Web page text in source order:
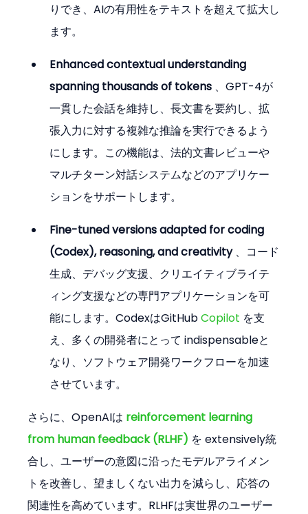
りでき、AIの有用性をテキストを超えて拡大し
ます。
Enhanced contextual understanding
spanning thousands of tokens 、GPT-4が
一貫した会話を維持し、長文書を要約し、拡
張入力に対する複雑な推論を実行できるよう
にします。この機能は、法的文書レビューや
マルチターン対話システムなどのアプリケー
ションをサポートします。
Fine-tuned versions adapted for coding
(Codex), reasoning, and creativity 、コード
生成、デバッグ支援、クリエイティブライテ
ィング支援などの専門アプリケーションを可
能にします。CodexはGitHub Copilot を支
え、多くの開発者にとって indispensableと
なり、ソフトウェア開発ワークフローを加速
させています。
さらに、OpenAIは reinforcement learning
from human feedback (RLHF) を extensively統
合し、ユーザーの意図に沿ったモデルアライメン
トを改善し、望ましくない出力を減らし、応答の
関連性を高めています。RLHFは実世界のユーザー